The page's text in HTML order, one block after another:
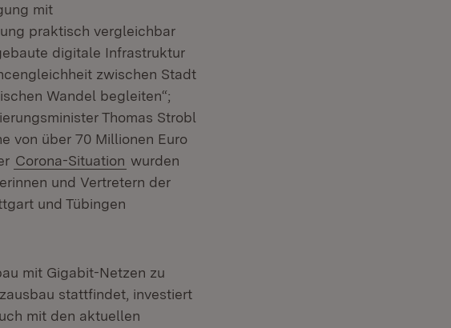
mit
praktisch vergleichbar
digitale Infrastruktur
zwischen Stadt
Wandel begleiten“;
Thomas Strobl
von über 70 Millionen Euro
Fenster)
Corona-Situation wurden
und Vertretern der
und Tübingen
mit Gigabit-Netzen zu
stattfindet, investiert
mit den aktuellen